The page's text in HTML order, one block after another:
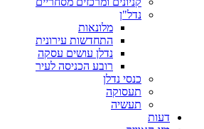
נדל"ן
מלונאות
התחדשות עירונית
נדלן עושים עסקה
רובע הכניסה לעיר
כנסי נדלן
תעסוקה
תעשיה
דעות